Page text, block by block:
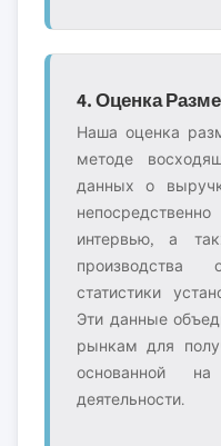
4. Оценка
Наша оценка
методе
данных о
интервью, а
производства
статистики
Эти данные
рынкам для
основанной
деятельности.